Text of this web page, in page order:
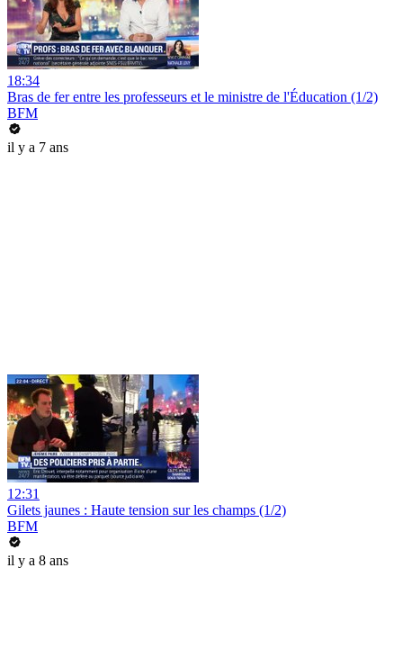
18:34
Bras de fer entre les professeurs et le ministre de l'Éducation (1/2)
BFM
il y a 7 ans
12:31
Gilets jaunes : Haute tension sur les champs (1/2)
BFM
il y a 8 ans